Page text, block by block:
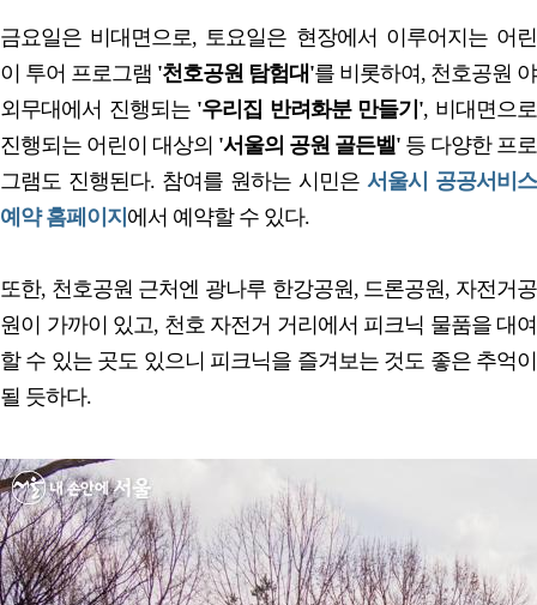
금요일은 비대면으로, 토요일은 현장에서 이루어지는 어린
이 투어 프로그램 '천호공원 탐험대'를 비롯하여, 천호공원 야
외무대에서 진행되는 '우리집 반려화분 만들기', 비대면으로
진행되는 어린이 대상의 '서울의 공원 골든벨' 등 다양한 프로
그램도 진행된다. 참여를 원하는 시민은 서울시 공공서비스
예약 홈페이지 에서 예약할 수 있다.
또한, 천호공원 근처엔 광나루 한강공원, 드론공원, 자전거공
원이 가까이 있고, 천호 자전거 거리에서 피크닉 물품을 대여
할 수 있는 곳도 있으니 피크닉을 즐겨보는 것도 좋은 추억이
될 듯하다.